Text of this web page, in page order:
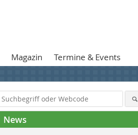
Magazin Termine & Events
News